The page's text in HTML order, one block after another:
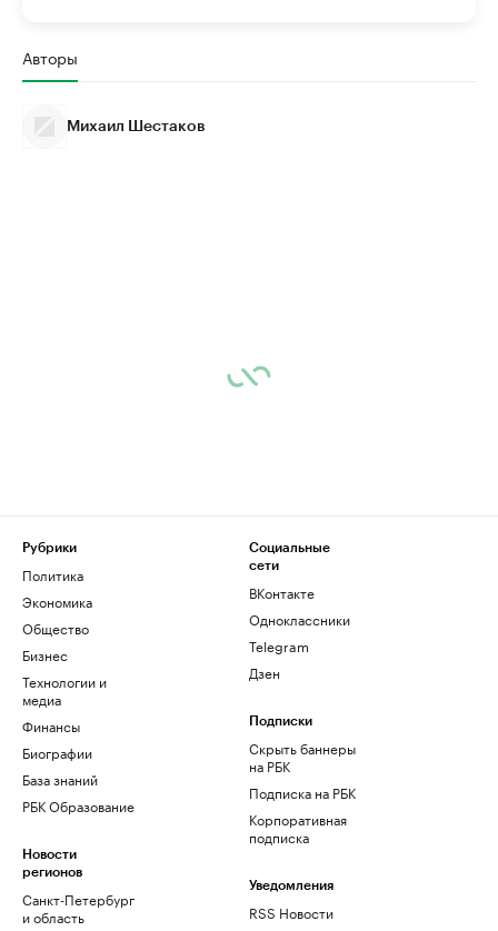
Авторы
Михаил Шестаков
Рубрики
Политика
Экономика
Общество
Бизнес
Технологии и
медиа
Финансы
Биографии
База знаний
РБК Образование
Новости
регионов
Санкт-Петербург
и область
Социальные
сети
ВКонтакте
Одноклассники
Telegram
Дзен
Подписки
Скрыть баннеры
на РБК
Подписка на РБК
Корпоративная
подписка
Уведомления
RSS Новости